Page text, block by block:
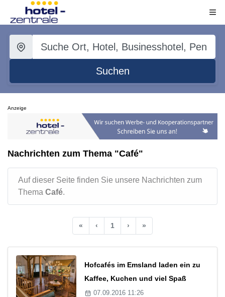
Suchen
Anzeige
Nachrichten zum Thema "Café"
Auf dieser Seite finden Sie unsere Nachrichten zum
Thema Café.
« ‹ 1 › »
Hofcafés im Emsland laden ein zu
Kaffee, Kuchen und viel Spaß
07.09.2016 11:26